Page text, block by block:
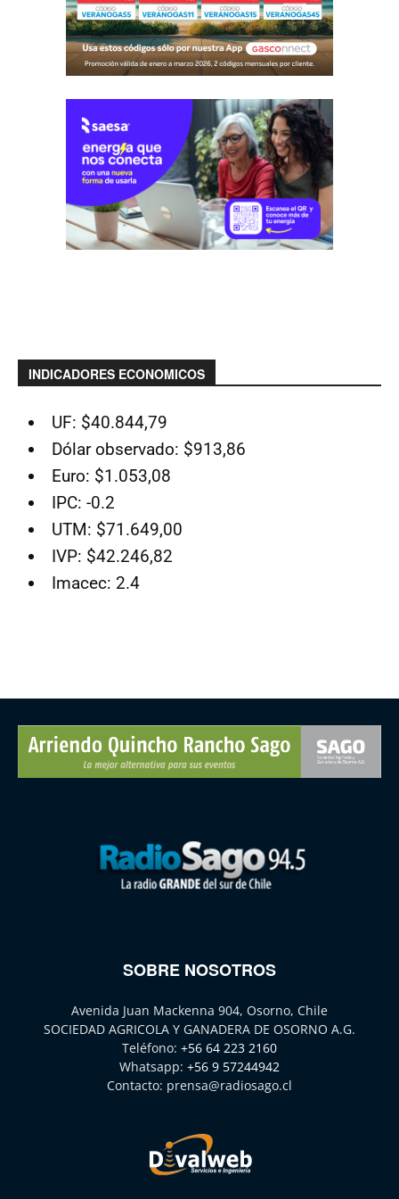
INDICADORES ECONOMICOS
UF: $40.844,79
Dólar observado: $913,86
Euro: $1.053,08
IPC: -0.2
UTM: $71.649,00
IVP: $42.246,82
Imacec: 2.4
SOBRE NOSOTROS
Avenida Juan Mackenna 904, Osorno, Chile
SOCIEDAD AGRICOLA Y GANADERA DE OSORNO A.G.
Teléfono: +56 64 223 2160
Whatsapp: +56 9 57244942
Contacto: prensa@radiosago.cl